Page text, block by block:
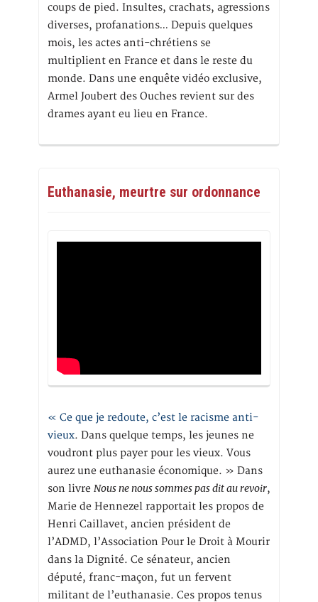
coups de pied. Insultes, crachats, agressions
diverses, profanations… Depuis quelques
mois, les actes anti-chrétiens se
multiplient en France et dans le reste du
monde. Dans une enquête vidéo exclusive,
Armel Joubert des Ouches revient sur des
drames ayant eu lieu en France.
Euthanasie, meurtre sur ordonnance
« Ce que je redoute, c’est le racisme anti-
vieux. Dans quelque temps, les jeunes ne
voudront plus payer pour les vieux. Vous
aurez une euthanasie économique. » Dans
son livre Nous ne nous sommes pas dit au revoir,
Marie de Hennezel rapportait les propos de
Henri Caillavet, ancien président de
l’ADMD, l’Association Pour le Droit à Mourir
dans la Dignité. Ce sénateur, ancien
député, franc-maçon, fut un fervent
militant de l’euthanasie. Ces propos tenus